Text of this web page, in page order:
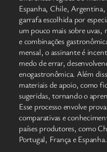
Espanha, Chile,
garrafa escolhida por
um pouco mais sobre
e combinações
mensal, o assinante é
medo de errar,
enogastronômica. Além
materiais de apoio, como
sugeridas, tornando o
Esse processo envolve
comparativas e
países produtores, como
Portugal, França e Espanha.